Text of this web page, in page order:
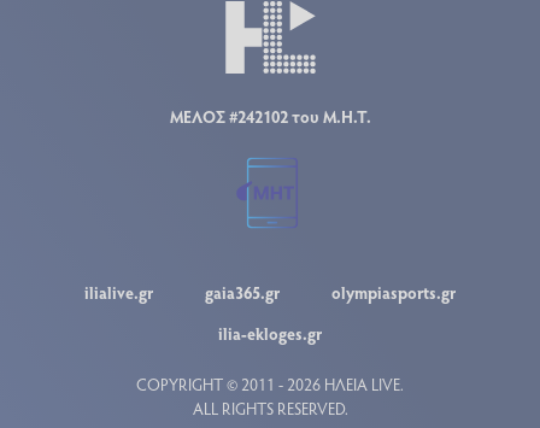
ΜΕΛΟΣ #242102 του Μ.Η.Τ.
ilialive.gr gaia365.gr
olympiasports.gr
ilia-ekloges.gr
COPYRIGHT © 2011 - 2026 ΗΛΕΙΑ LIVE.
ALL RIGHTS RESERVED.